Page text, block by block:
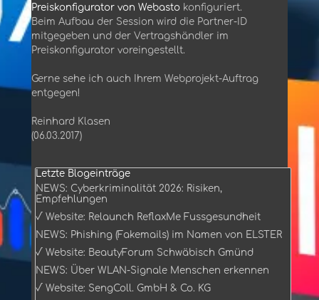
Preiskonfigurator von Webasto konfiguriert.
Beim Aufbau der Session wird die Partner-ID
mitgegeben und der Vertragshändler im
Preiskonfigurator voreingestellt.
Gerne sehe ich auch Ihrem Webprojekt-Auftrag
entgegen!
Reinhard Klasen
(06.03.2017)
Block überspringen Letzte Blogeinträge
Letzte Blogeinträge
NEWS: Cyberkriminalität 2026: Risiken,
Empfehlungen
√ Website: Relaunch ReflaxMe Fussgesundheit
NEWS: Phishing (Fakemails) im Namen von ELSTER
√ Website: BeautyForum Schwäbisch Gmünd
NEWS: Über WLAN-Signale Menschen erkennen
√ Website: SengColl. GmbH & Co. KG